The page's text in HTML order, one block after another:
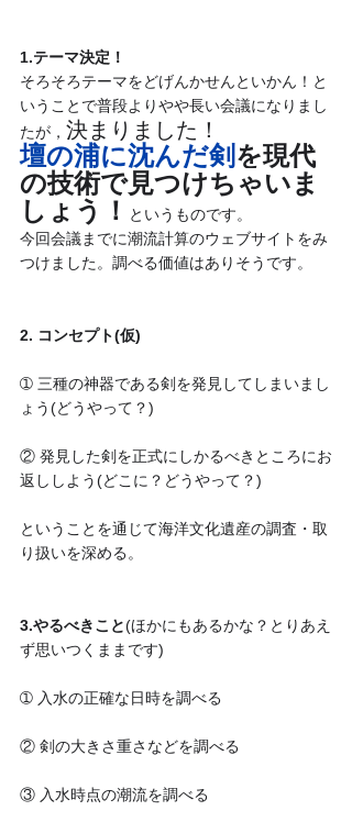
1.テーマ決定！
そろそろテーマをどげんかせんといかん！と
いうことで普段よりやや長い会議になりまし
たが， 決まりました！
壇の浦に沈んだ剣 を現代
の技術で見つけちゃいま
しょう！
というものです。
今回会議までに潮流計算のウェブサイトをみ
つけました。調べる価値はありそうです。
2. コンセプト(仮)
➀ 三種の神器である剣を発見してしまいまし
ょう(どうやって？)
② 発見した剣を正式にしかるべきところにお
返ししよう(どこに？どうやって？)
ということを通じて海洋文化遺産の調査・取
り扱いを深める。
3.やるべきこと(ほかにもあるかな？とりあえ
ず思いつくままです)
➀ 入水の正確な日時を調べる
② 剣の大きさ重さなどを調べる
③ 入水時点の潮流を調べる